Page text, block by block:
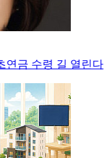
연금 수령 길 열린다